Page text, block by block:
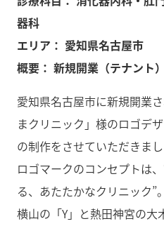
器科
エリア： 愛知県名古屋市
概要： 新規開業（テナント）
愛知県名古屋市に新規開業
まクリニック」様のロゴデ
の制作をさせていただきまし
ロゴマークのコンセプトは
る、あたたかなクリニック”。
横山の「Y」と熱田神宮の